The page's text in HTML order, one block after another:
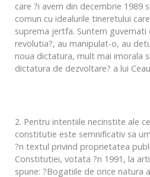
care ?i avem din decembrie 1989
comun cu idealurile tineretului
suprema jertfa. Suntem guvernati
revolutia?, au manipulat-o, au
noua dictatura, mult mai imorala
dictatura de dezvoltare? a lui
2. Pentru intentiile necinstite ale
constitutie este semnificativ sa
?n textul privind proprietatea
Constitutiei, votata ?n 1991, la
spune: ?Bogatiile de orice natura